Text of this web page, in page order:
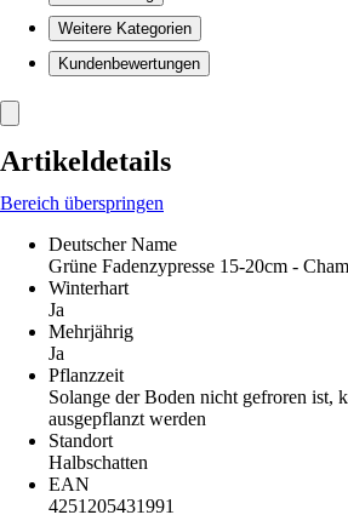
Weitere Kategorien
Kundenbewertungen
Artikeldetails
Bereich überspringen
Deutscher Name
Grüne Fadenzypresse 15-20cm -
Winterhart
Ja
Mehrjährig
Ja
Pflanzzeit
Solange der Boden nicht gefroren ist,
ausgepflanzt werden
Standort
Halbschatten
EAN
4251205431991